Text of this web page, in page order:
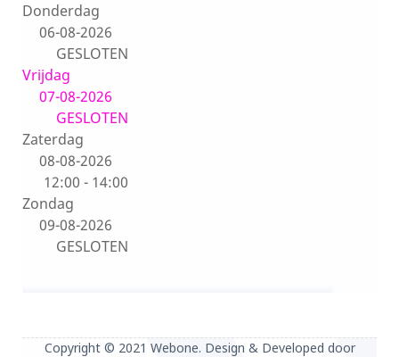
Donderdag
06-08-2026
GESLOTEN
Vrijdag
07-08-2026
GESLOTEN
Zaterdag
08-08-2026
12:00 - 14:00
Zondag
09-08-2026
GESLOTEN
Copyright © 2021 Webone. Design & Developed door